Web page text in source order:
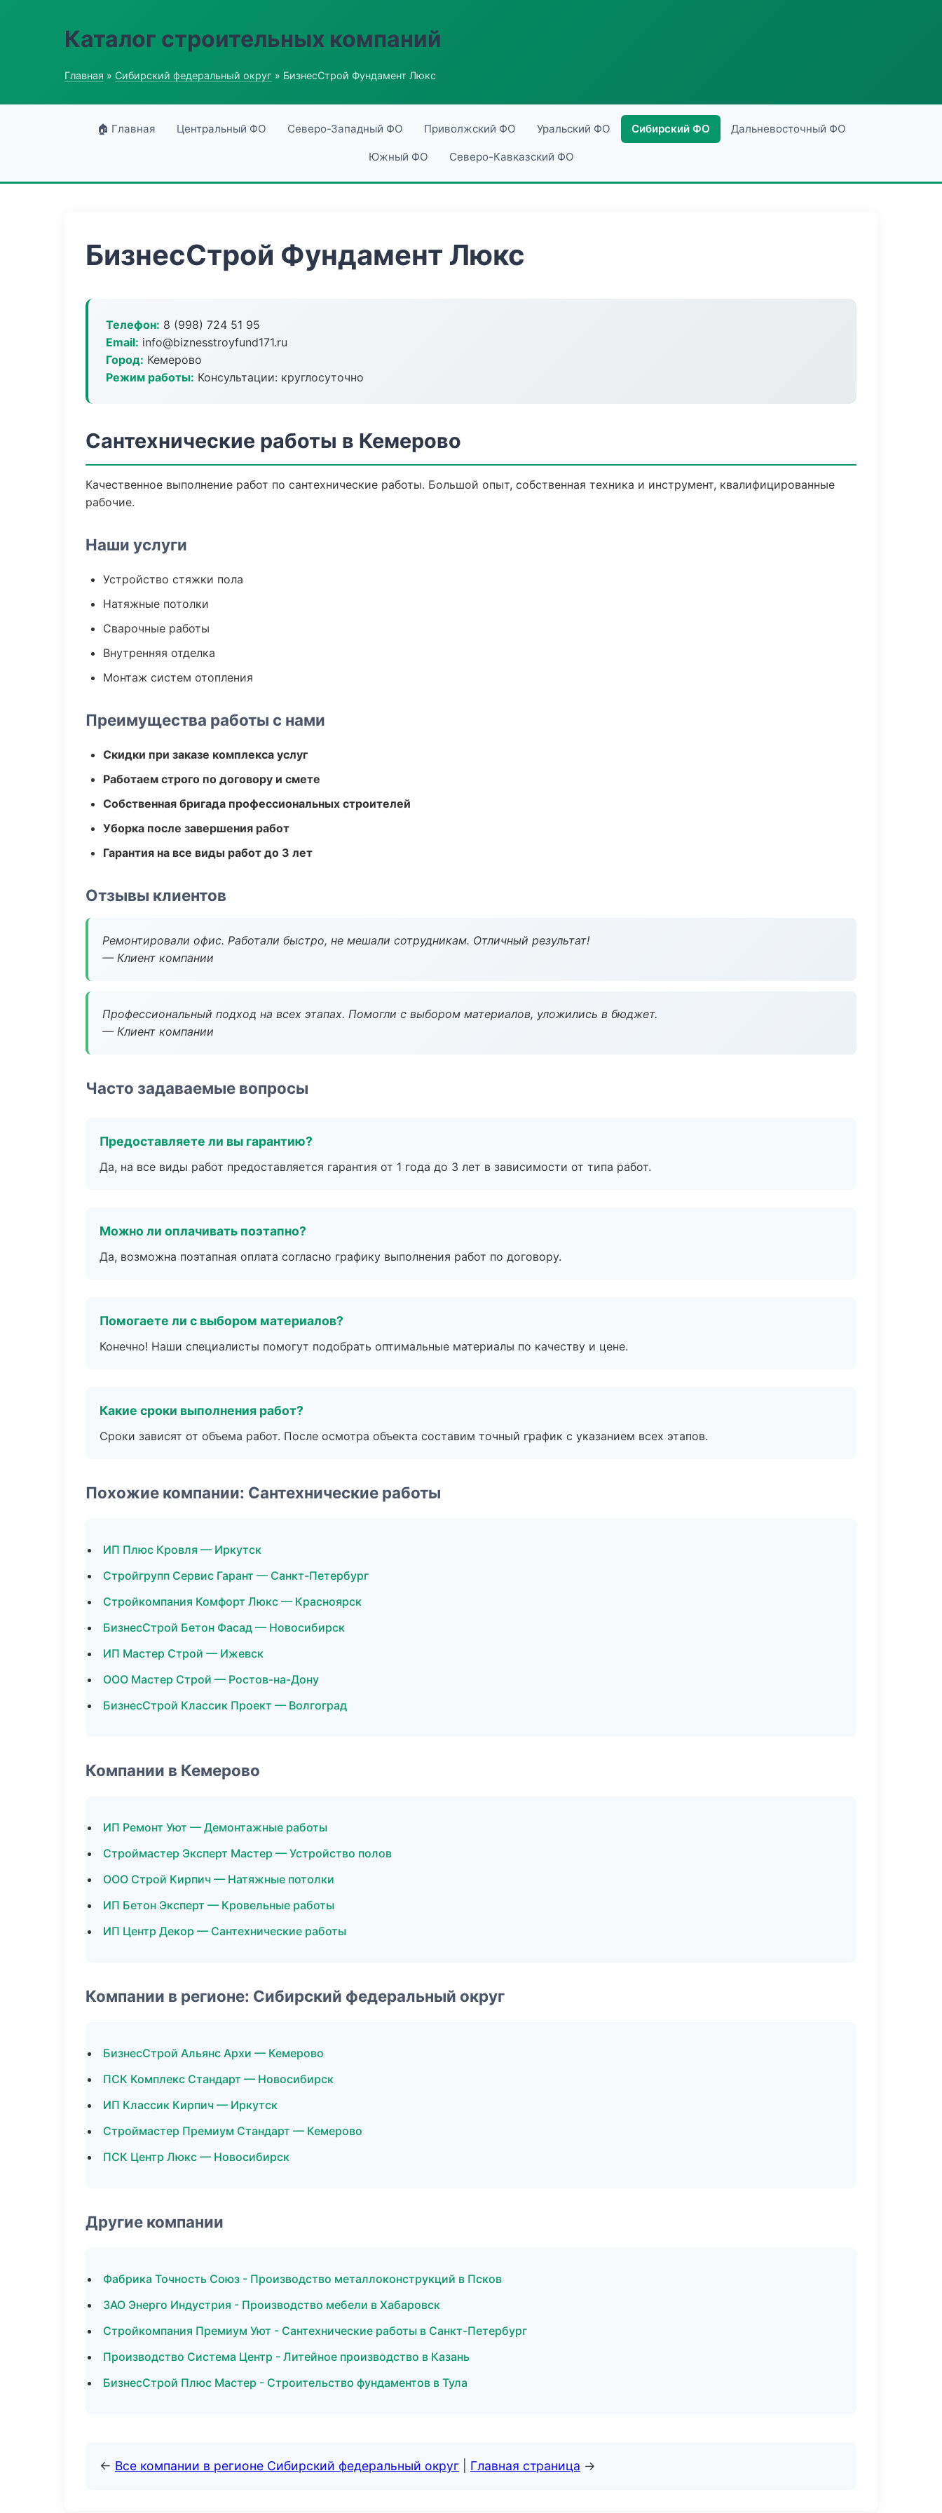
Каталог строительных компаний
Главная » Сибирский федеральный округ » БизнесСтрой Фундамент Люкс
🏠 Главная Центральный ФО Северо-Западный ФО Приволжский ФО Уральский ФО Сибирский ФО Дальневосточный ФО
Южный ФО Северо-Кавказский ФО
БизнесСтрой Фундамент Люкс
Телефон: 8 (998) 724 51 95
Email: info@biznesstroyfund171.ru
Город: Кемерово
Режим работы: Консультации: круглосуточно
Сантехнические работы в Кемерово
Качественное выполнение работ по сантехнические работы. Большой опыт, собственная техника и инструмент, квалифицированные
рабочие.
Наши услуги
Устройство стяжки пола
Натяжные потолки
Сварочные работы
Внутренняя отделка
Монтаж систем отопления
Преимущества работы с нами
Скидки при заказе комплекса услуг
Работаем строго по договору и смете
Собственная бригада профессиональных строителей
Уборка после завершения работ
Гарантия на все виды работ до 3 лет
Отзывы клиентов
Ремонтировали офис. Работали быстро, не мешали сотрудникам. Отличный результат!
— Клиент компании
Профессиональный подход на всех этапах. Помогли с выбором материалов, уложились в бюджет.
— Клиент компании
Часто задаваемые вопросы
Предоставляете ли вы гарантию?
Да, на все виды работ предоставляется гарантия от 1 года до 3 лет в зависимости от типа работ.
Можно ли оплачивать поэтапно?
Да, возможна поэтапная оплата согласно графику выполнения работ по договору.
Помогаете ли с выбором материалов?
Конечно! Наши специалисты помогут подобрать оптимальные материалы по качеству и цене.
Какие сроки выполнения работ?
Сроки зависят от объема работ. После осмотра объекта составим точный график с указанием всех этапов.
Похожие компании: Сантехнические работы
ИП Плюс Кровля — Иркутск
Стройгрупп Сервис Гарант — Санкт-Петербург
Стройкомпания Комфорт Люкс — Красноярск
БизнесСтрой Бетон Фасад — Новосибирск
ИП Мастер Строй — Ижевск
ООО Мастер Строй — Ростов-на-Дону
БизнесСтрой Классик Проект — Волгоград
Компании в Кемерово
ИП Ремонт Уют — Демонтажные работы
Строймастер Эксперт Мастер — Устройство полов
ООО Строй Кирпич — Натяжные потолки
ИП Бетон Эксперт — Кровельные работы
ИП Центр Декор — Сантехнические работы
Компании в регионе: Сибирский федеральный округ
БизнесСтрой Альянс Архи — Кемерово
ПСК Комплекс Стандарт — Новосибирск
ИП Классик Кирпич — Иркутск
Строймастер Премиум Стандарт — Кемерово
ПСК Центр Люкс — Новосибирск
Другие компании
Фабрика Точность Союз - Производство металлоконструкций в Псков
ЗАО Энерго Индустрия - Производство мебели в Хабаровск
Стройкомпания Премиум Уют - Сантехнические работы в Санкт-Петербург
Производство Система Центр - Литейное производство в Казань
БизнесСтрой Плюс Мастер - Строительство фундаментов в Тула
← Все компании в регионе Сибирский федеральный округ Главная страница →